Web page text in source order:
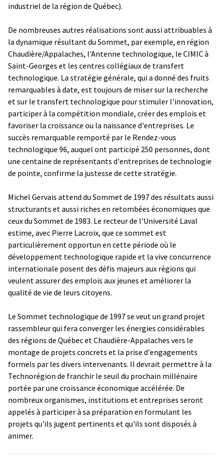
industriel de la région de Québec).
De nombreuses autres réalisations sont aussi attribuables à
la dynamique résultant du Sommet, par exemple, en région
Chaudière/Appalaches, l'Antenne technologique, le CIMIC à
Saint-Georges et les centres collégiaux de transfert
technologique. La stratégie générale, qui a donné des fruits
remarquables à date, est toujours de miser sur la recherche
et sur le transfert technologique pour stimuler l'innovation,
participer à la compétition mondiale, créer des emplois et
favoriser la croissance ou la naissance d'entreprises. Le
succès remarquable remporté par le Rendez-vous
technologique 96, auquel ont participé 250 personnes, dont
une centaine de représentants d'entreprises de technologie
de pointe, confirme la justesse de cette stratégie.
Michel Gervais attend du Sommet de 1997 des résultats aussi
structurants et aussi riches en retombées économiques que
ceux du Sommet de 1983. Le recteur de l'Université Laval
estime, avec Pierre Lacroix, que ce sommet est
particulièrement opportun en cette période où le
développement technologique rapide et la vive concurrence
internationale posent des défis majeurs aux régions qui
veulent assurer des emplois aux jeunes et améliorer la
qualité de vie de leurs citoyens.
Le Sommet technologique de 1997 se veut un grand projet
rassembleur qui fera converger les énergies considérables
des régions de Québec et Chaudière-Appalaches vers le
montage de projets concrets et la prise d'engagements
formels par les divers intervenants. Il devrait permettre à la
Technorégion de franchir le seuil du prochain millénaire
portée par une croissance économique accélérée. De
nombreux organismes, institutions et entreprises seront
appelés à participer à sa préparation en formulant les
projets qu'ils jugent pertinents et qu'ils sont disposés à
animer.